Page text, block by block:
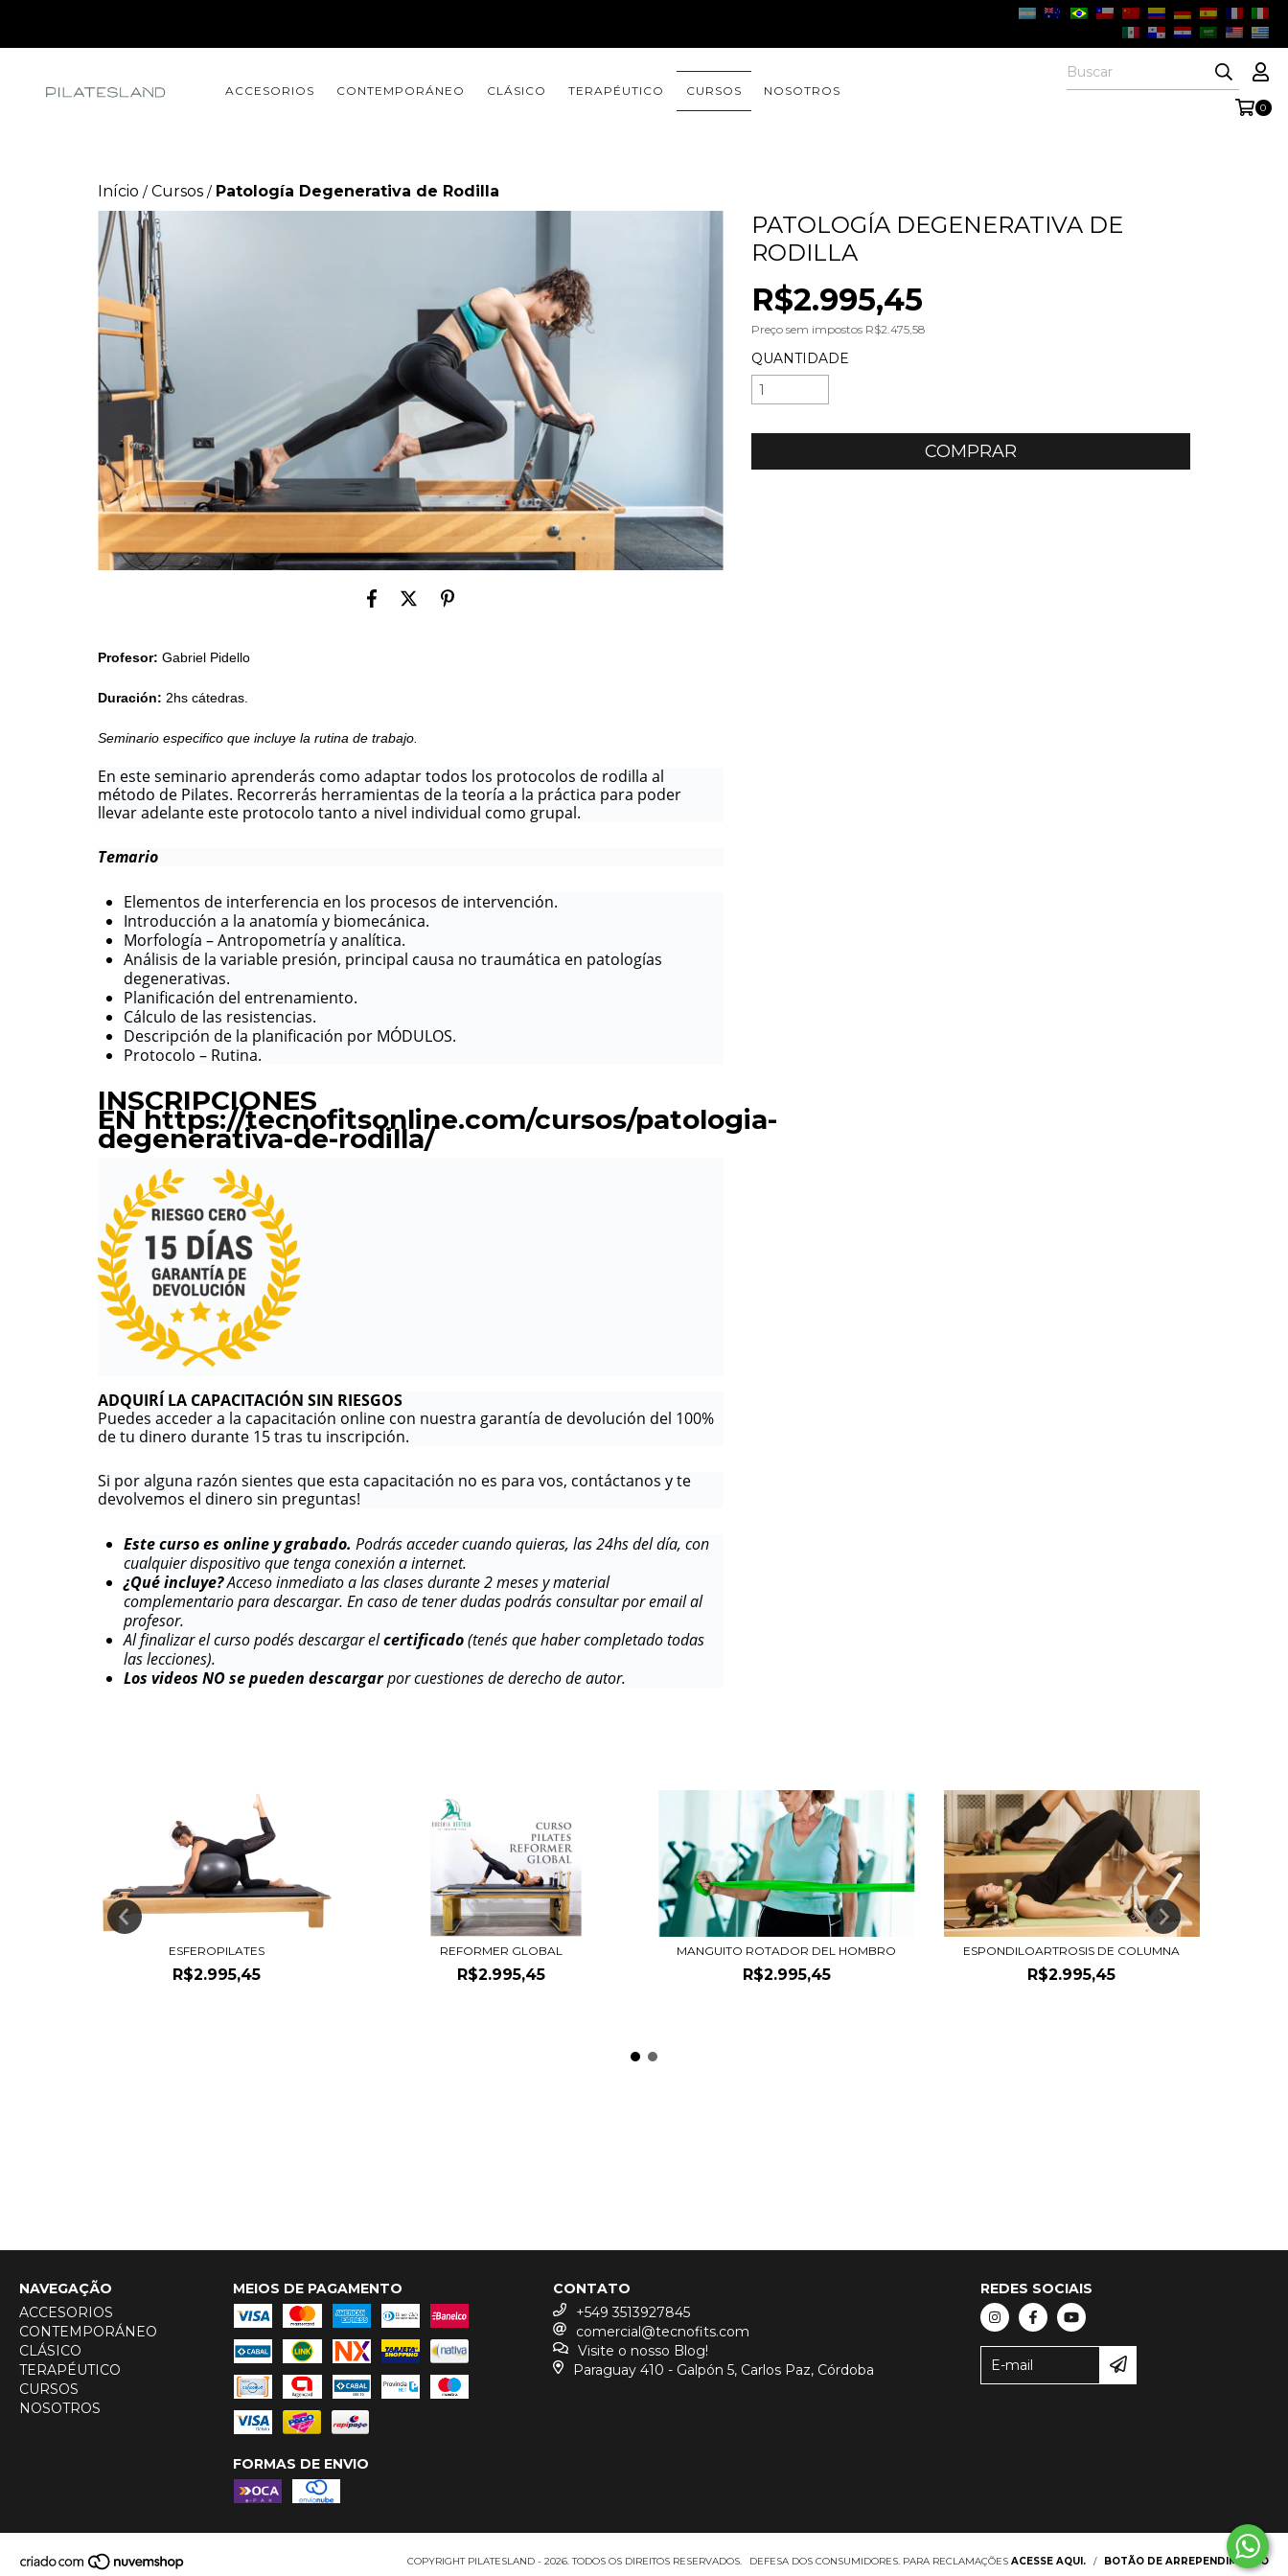
ACCESORIOS CONTEMPORÁNEO CLÁSICO TERAPÉUTICO CURSOS NOSOTROS
0
Início / Cursos / Patología Degenerativa de Rodilla
Profesor: Gabriel Pidello
Duración: 2hs cátedras.
Seminario especifico que incluye la rutina de trabajo.
En este seminario aprenderás como adaptar todos los protocolos de rodilla al
método de Pilates. Recorrerás herramientas de la teoría a la práctica para poder
llevar adelante este protocolo tanto a nivel individual como grupal.
Temario
Elementos de interferencia en los procesos de intervención.
Introducción a la anatomía y biomecánica.
Morfología – Antropometría y analítica.
Análisis de la variable presión, principal causa no traumática en patologías
degenerativas.
Planificación del entrenamiento.
Cálculo de las resistencias.
Descripción de la planificación por MÓDULOS.
Protocolo – Rutina.
INSCRIPCIONES
ENhttps://tecnofitsonline.com/cursos/patologia-
degenerativa-de-rodilla/
ADQUIRÍ LA CAPACITACIÓN SIN RIESGOS
Puedes acceder a la capacitación online con nuestra garantía de devolución del 100%
de tu dinero durante 15 tras tu inscripción.
Si por alguna razón sientes que esta capacitación no es para vos, contáctanos y te
devolvemos el dinero sin preguntas!
Este curso es online y grabado. Podrás acceder cuando quieras, las 24hs del día, con
cualquier dispositivo que tenga conexión a internet.
¿Qué incluye?Acceso inmediato a las clases durante 2 meses y material
complementario para descargar. En caso de tener dudas podrás consultar por email al
profesor.
Al finalizar el curso podés descargar elcertificado(tenés que haber completado todas
las lecciones).
Los videos NO se pueden descargarpor cuestiones de derecho de autor.
PATOLOGÍA DEGENERATIVA DE
RODILLA
R$2.995,45
Preço sem impostos R$2.475,58
QUANTIDADE
ESFEROPILATES
R$2.995,45
REFORMER GLOBAL
R$2.995,45
MANGUITO ROTADOR DEL HOMBRO
R$2.995,45
ESPONDILOARTROSIS DE COLUMNA
R$2.995,45
NAVEGAÇÃO
ACCESORIOS
CONTEMPORÁNEO
CLÁSICO
TERAPÉUTICO
CURSOS
NOSOTROS
MEIOS DE PAGAMENTO
FORMAS DE ENVIO
CONTATO
+549 3513927845
comercial@tecnofits.com
Visite o nosso Blog!
Paraguay 410 - Galpón 5, Carlos Paz, Córdoba
REDES SOCIAIS
COPYRIGHT PILATESLAND - 2026. TODOS OS DIREITOS RESERVADOS. DEFESA DOS CONSUMIDORES. PARA RECLAMAÇÕES ACESSE AQUI. / BOTÃO DE ARREPENDIMENTO